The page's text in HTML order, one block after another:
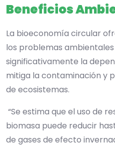
Beneficios
La bioeconomía circular
los problemas
significativamente la
mitiga la contaminación y
de ecosistemas.
“Se estima que el uso de
biomasa puede reducir
de gases de efecto